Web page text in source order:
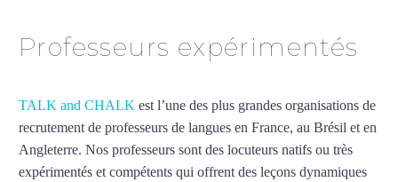
Professeurs expérimentés
TALK and CHALK est l’une des plus grandes organisations de
recrutement de professeurs de langues en France, au Brésil et en
Angleterre. Nos professeurs sont des locuteurs natifs ou très
expérimentés et compétents qui offrent des leçons dynamiques